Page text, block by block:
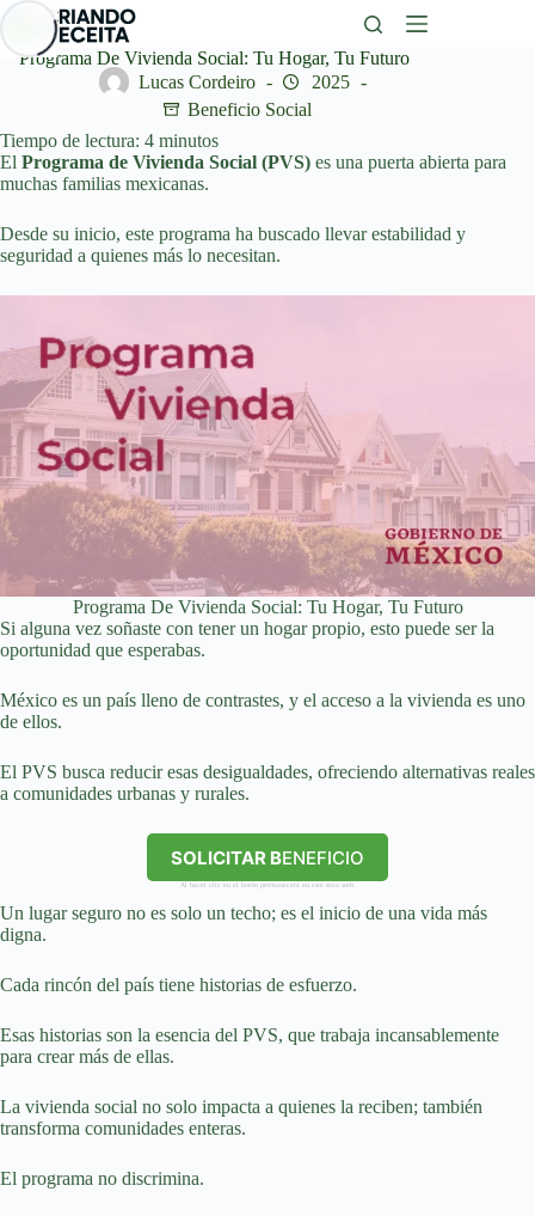
Saltar
contenido
Programa De Vivienda Social: Tu Hogar, Tu Futuro
Lucas Cordeiro
2025
Beneficio Social
Tiempo de lectura: 4 minutos
El Programa de Vivienda Social (PVS) es una puerta abierta para
muchas familias mexicanas.
Desde su inicio, este programa ha buscado llevar estabilidad y
seguridad a quienes más lo necesitan.
Programa De Vivienda Social: Tu Hogar, Tu Futuro
Si alguna vez soñaste con tener un hogar propio, esto puede ser la
oportunidad que esperabas.
México es un país lleno de contrastes, y el acceso a la vivienda es uno
de ellos.
El PVS busca reducir esas desigualdades, ofreciendo alternativas reales
a comunidades urbanas y rurales.
SOLICITAR BENEFICIO
Al hacer clic en el botón permanecerá en este sitio web.
Un lugar seguro no es solo un techo; es el inicio de una vida más
digna.
Cada rincón del país tiene historias de esfuerzo.
Esas historias son la esencia del PVS, que trabaja incansablemente
para crear más de ellas.
La vivienda social no solo impacta a quienes la reciben; también
transforma comunidades enteras.
El programa no discrimina.